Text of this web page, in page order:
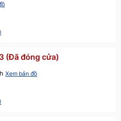
(Đã đóng cửa)
Xem bản đồ